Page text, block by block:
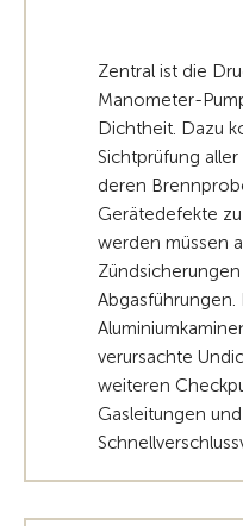
Zentral ist die
Manometer-
Dichtheit. Dazu
Sichtprüfung
deren
Gerätedefekte
werden müssen
Abgasführungen.
verursachte
weiteren
Gasleitungen und